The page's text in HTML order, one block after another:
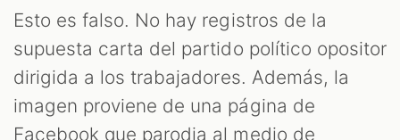
Esto es falso. No hay registros de la
supuesta carta del partido político opositor
dirigida a los trabajadores. Además, la
imagen proviene de una página de
Facebook que parodia al medio de